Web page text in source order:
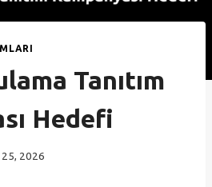
Tanıtım
Hedefi
25, 2026